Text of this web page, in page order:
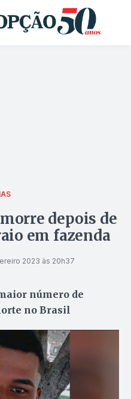
depois de
em fazenda
2023 às 20h37
número de
no Brasil